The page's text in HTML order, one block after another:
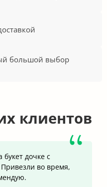
большой выбор
клиентов
дочке с
Привезли во время,